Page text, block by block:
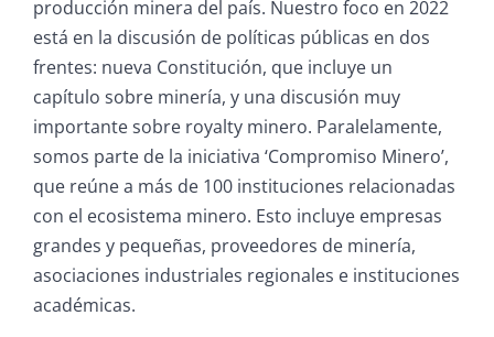
producción minera del país. Nuestro foco en 2022
está en la discusión de políticas públicas en dos
frentes: nueva Constitución, que incluye un
capítulo sobre minería, y una discusión muy
importante sobre royalty minero. Paralelamente,
somos parte de la iniciativa ‘Compromiso Minero’,
que reúne a más de 100 instituciones relacionadas
con el ecosistema minero. Esto incluye empresas
grandes y pequeñas, proveedores de minería,
asociaciones industriales regionales e instituciones
académicas.